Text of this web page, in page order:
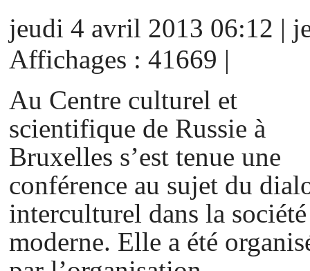
jeudi 4 avril 2013 06:12 |
Affichages : 41669 |
Au Centre culturel et
scientifique de Russie à
Bruxelles s’est tenue une
conférence au sujet du
interculturel dans la société
moderne. Elle a été